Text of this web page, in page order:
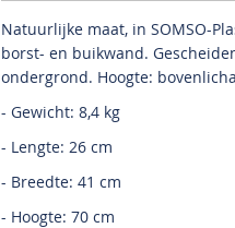
Natuurlijke maat, in SOMSO-
borst- en buikwand.
ondergrond. Hoogte:
- Gewicht: 8,4 kg
- Lengte: 26 cm
- Breedte: 41 cm
- Hoogte: 70 cm